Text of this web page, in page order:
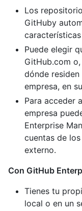
Los
GitHuby
Puede elegir
GitHub.com
dónde
empresa, en
Para acceder
empresa
Enterprise
cuentas de
externo.
Con GitHub
Tienes tu
local o en un